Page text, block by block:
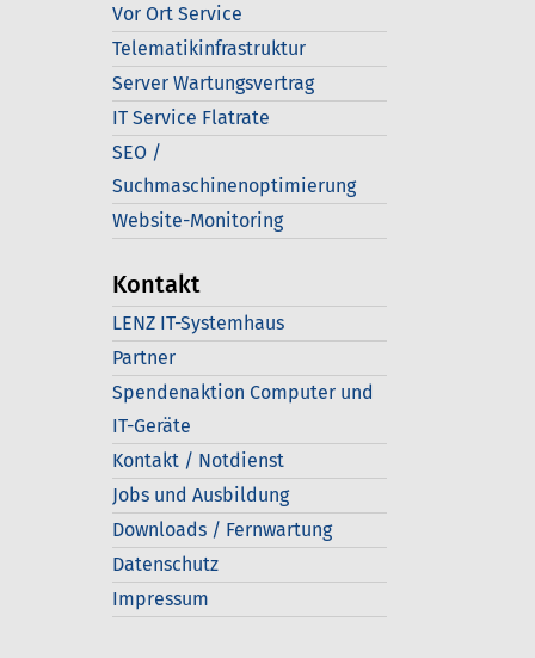
Vor Ort Service
Telematikinfrastruktur
Server Wartungsvertrag
IT Service Flatrate
SEO /
Suchmaschinenoptimierung
Website-Monitoring
Kontakt
LENZ IT-Systemhaus
Partner
Spendenaktion Computer und
IT-Geräte
Kontakt / Notdienst
Jobs und Ausbildung
Downloads / Fernwartung
Datenschutz
Impressum